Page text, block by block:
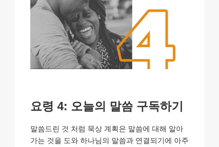
요령 4: 오늘의 말씀 구독하기
말씀드린 것 처럼 묵상 계획은 말씀에 대해 알아
가는 것을 도와 하나님의 말씀과 연결되기에 아주